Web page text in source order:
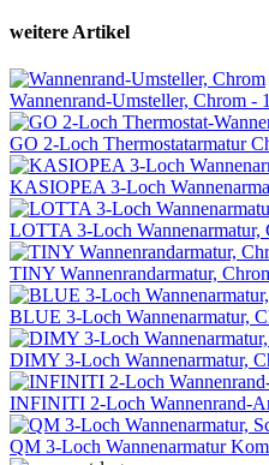
weitere Artikel
Wannenrand-Umsteller, Chrom -
GO 2-Loch Thermostatarmatur
KASIOPEA 3-Loch
LOTTA 3-Loch Wannenarmatur,
TINY Wannenrandarmatur,
BLUE 3-Loch Wannenarmatur,
DIMY 3-Loch Wannenarmatur,
INFINITI 2-Loch Wannenrand-
QM 3-Loch Wannenarmatur